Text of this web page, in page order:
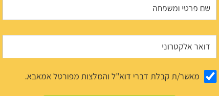
מאשר/ת קבלת דברי דוא"ל והמלצות מפורטל אמאבא.